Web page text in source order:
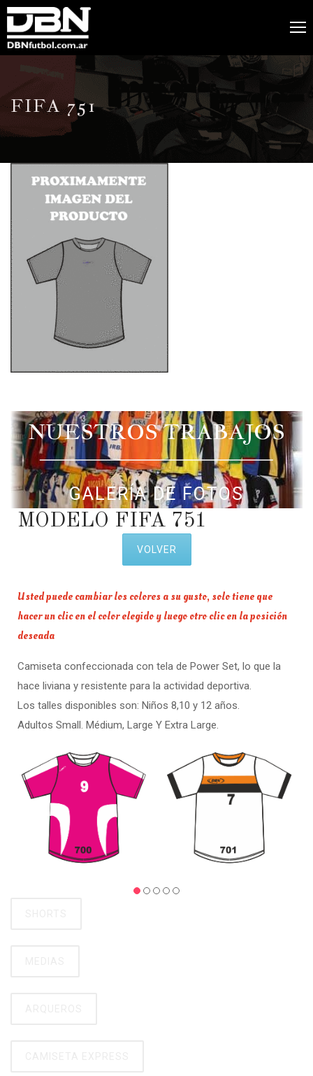
FIFA 751
NUESTROS TRABAJOS
GALERÍA DE FOTOS
MODELO FIFA 751
VOLVER
Usted puede cambiar los colores a su gusto, solo tiene que
hacer un clic en el color elegido y luego otro clic en la posición
deseada
Camiseta confeccionada con tela de Power Set, lo que la
hace liviana y resistente para la actividad deportiva.
Los talles disponibles son: Niños 8,10 y 12 años.
Adultos Small. Médium, Large Y Extra Large.